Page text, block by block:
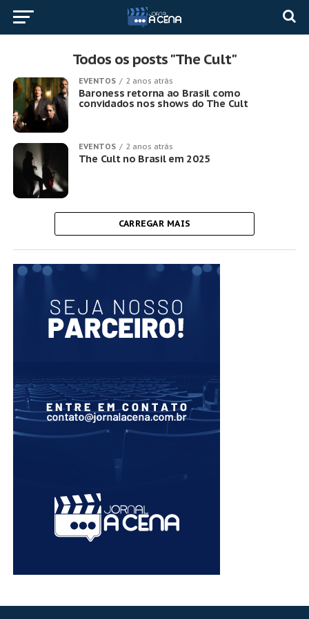
Todos os posts "The Cult"
EVENTOS 2 anos atrás
Baroness retorna ao Brasil como
convidados nos shows do The Cult
EVENTOS 2 anos atrás
The Cult no Brasil em 2025
CARREGAR MAIS